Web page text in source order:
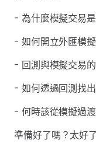
- 為什麼模擬交易
- 如何開立外匯模
- 回測與模擬交易
- 如何透過回測找
- 何時該從模擬過
準備好了嗎？太好